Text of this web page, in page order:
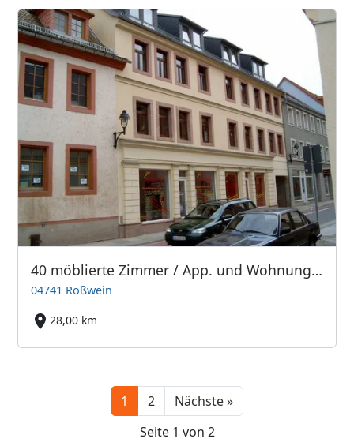
40 möblierte Zimmer / App. und Wohnungen
04741 Roßwein
28,00 km
1 2 Nächste »Next
Seite 1 von 2